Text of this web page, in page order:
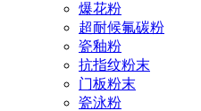
爆花粉
超耐候氟碳粉
瓷釉粉
抗指纹粉末
门板粉末
瓷泳粉